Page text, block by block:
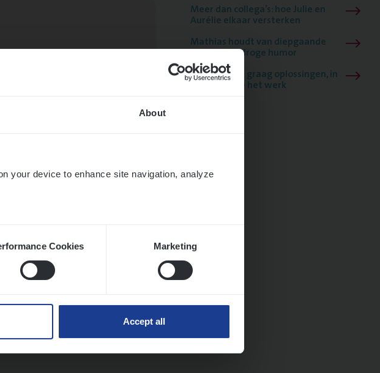
About
your device to enhance site navigation, analyze
Cookies Marketing
Accept all
Meer dan collega’s: hoe Julie en
Aurélie elkaar versterken
Mathias houdt van diepgaande
dossiers én droge humor
Thalia zoekt graag oplossingen, in
games én op het werk